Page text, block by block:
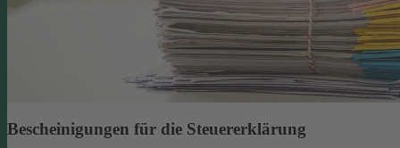
Bescheinigungen für die Steuererklärung